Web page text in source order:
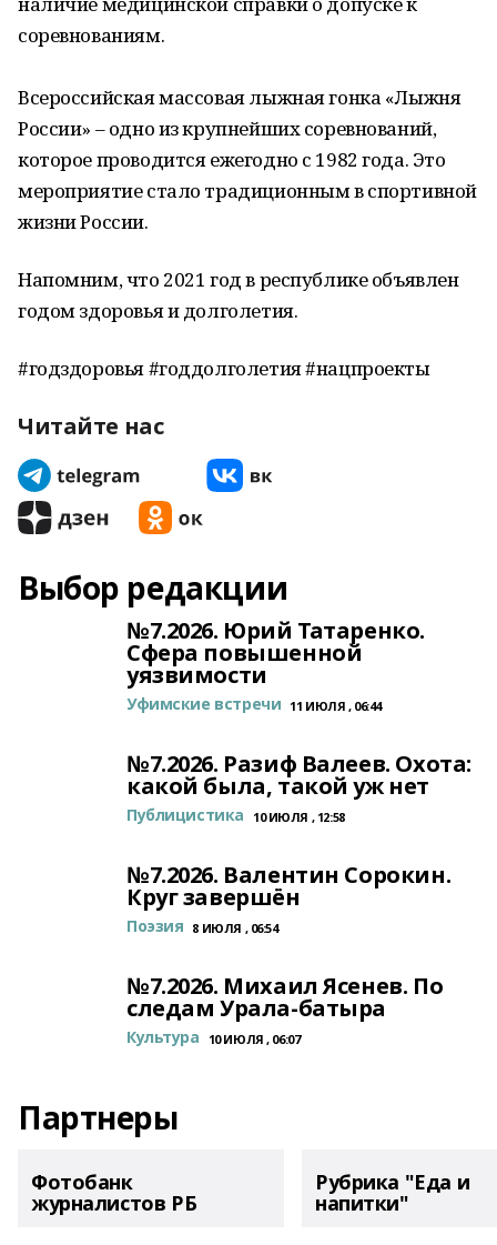
соревнованиям.
Всероссийская массовая лыжная гонка «Лыжня
России» – одно из крупнейших соревнований,
которое проводится ежегодно с 1982 года. Это
мероприятие стало традиционным в спортивной
жизни России.
Напомним, что 2021 год в республике объявлен
годом здоровья и долголетия.
#годздоровья #годдолголетия #нацпроекты
Читайте нас
Выбор редакции
№7.2026. Юрий Татаренко.
Сфера повышенной
уязвимости
Уфимские встречи 11 ИЮЛЯ , 06:44
№7.2026. Разиф Валеев. Охота:
какой была, такой уж нет
Публицистика 10 ИЮЛЯ , 12:58
№7.2026. Валентин Сорокин.
Круг завершён
Поэзия 8 ИЮЛЯ , 06:54
№7.2026. Михаил Ясенев. По
следам Урала-батыра
Культура 10 ИЮЛЯ , 06:07
Партнеры
Фотобанк
журналистов РБ
Рубрика "Еда и
напитки"